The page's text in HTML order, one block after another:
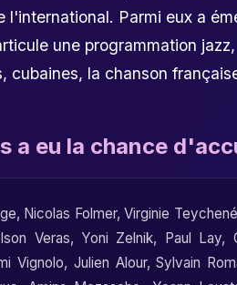
l'international. Parmi eux a
une programmation
cubaines, la chanson
a eu la chance
, Nicolas Folmer, Virginie Teychené
Veras, Yoni Zelnik, Paul Lay,
Vignolo, Julien Alour,Sylvain